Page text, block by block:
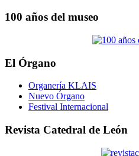
100 años del museo
El Órgano
Organería KLAIS
Nuevo Órgano
Festival Internacional
Revista Catedral de León